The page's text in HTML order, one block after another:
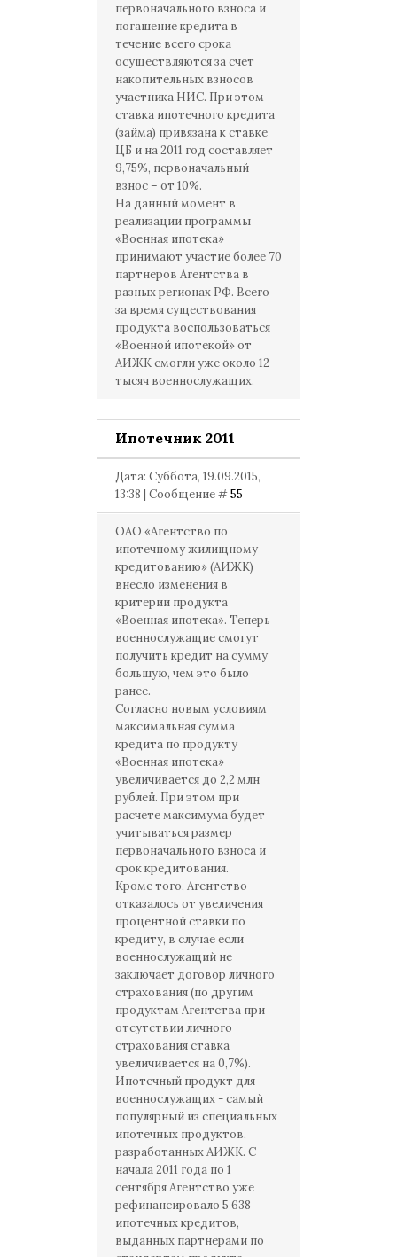
первоначального взноса и
погашение кредита в
течение всего срока
осуществляются за счет
накопительных взносов
участника НИС. При этом
ставка ипотечного кредита
(займа) привязана к ставке
ЦБ и на 2011 год составляет
9,75%, первоначальный
взнос – от 10%.
На данный момент в
реализации программы
«Военная ипотека»
принимают участие более 70
партнеров Агентства в
разных регионах РФ. Всего
за время существования
продукта воспользоваться
«Военной ипотекой» от
АИЖК смогли уже около 12
тысяч военнослужащих.
Ипотечник 2011
Дата: Суббота, 19.09.2015,
13:38 | Сообщение #55
ОАО «Агентство по
ипотечному жилищному
кредитованию» (АИЖК)
внесло изменения в
критерии продукта
«Военная ипотека». Теперь
военнослужащие смогут
получить кредит на сумму
большую, чем это было
ранее.
Согласно новым условиям
максимальная сумма
кредита по продукту
«Военная ипотека»
увеличивается до 2,2 млн
рублей. При этом при
расчете максимума будет
учитываться размер
первоначального взноса и
срок кредитования.
Кроме того, Агентство
отказалось от увеличения
процентной ставки по
кредиту, в случае если
военнослужащий не
заключает договор личного
страхования (по другим
продуктам Агентства при
отсутствии личного
страхования ставка
увеличивается на 0,7%).
Ипотечный продукт для
военнослужащих - самый
популярный из специальных
ипотечных продуктов,
разработанных АИЖК. С
начала 2011 года по 1
сентября Агентство уже
рефинансировало 5 638
ипотечных кредитов,
выданных партнерами по